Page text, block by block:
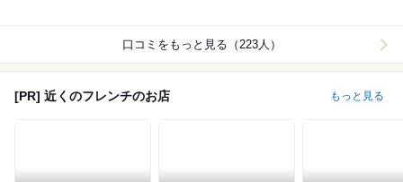
口コミをもっと見る（223人）
[PR] 近くのフレンチのお店 もっと見る